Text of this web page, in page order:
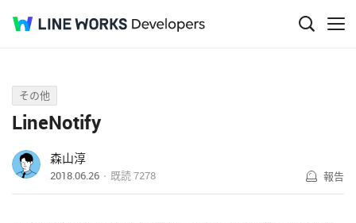
Q&A
その他
LineNotify
森山淳
2018.06.26 既読7278 報告